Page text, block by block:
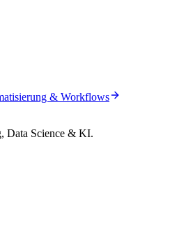
& Workflows
Data Science & KI.